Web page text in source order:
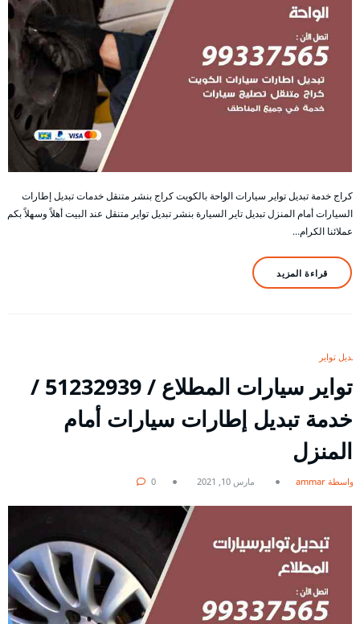
كراج خدمة تبديل تواير سيارات الواحة بالكويت كراج بنشر متنقل خدمات تبديل إطارات
السيارات أمام المنزل تبديل تاير السيارة بنشر تبديل تواير متنقل عند البيت أهلاً وسهلاً بكم
عملائنا الكرام…
قراءة المزيد
تبديل تواير
تواير سيارات المطلاع / 51232939‬ /
خدمة تبديل إطارات سيارات أمام
المنزل
بواسطة ammar مارس 10, 2021 0